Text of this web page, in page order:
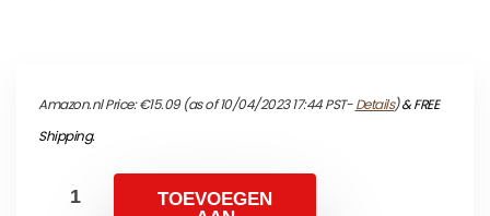
Amazon.nl Price:€15.09(as of 10/04/2023 17:44 PST-Details)&FREE
Shipping.
TOEVOEGEN